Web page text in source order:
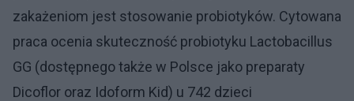
zakażeniom jest stosowanie probiotyków. Cytowana
praca ocenia skuteczność probiotyku Lactobacillus
GG (dostępnego także w Polsce jako preparaty
Dicoflor oraz Idoform Kid) u 742 dzieci